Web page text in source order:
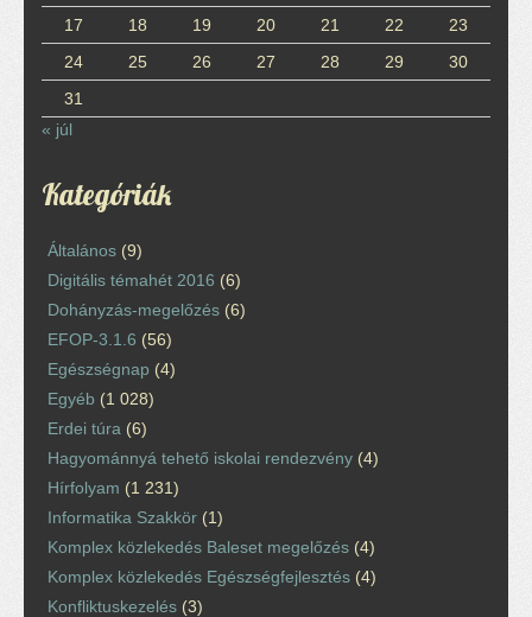
17
18 19 20 21 22
23
24
25 26 27 28 29
30
31
« júl
Kategóriák
Általános (9)
Digitális témahét 2016 (6)
Dohányzás-megelőzés (6)
EFOP-3.1.6 (56)
Egészségnap (4)
Egyéb (1 028)
Erdei túra (6)
Hagyománnyá tehető iskolai rendezvény (4)
Hírfolyam (1 231)
Informatika Szakkör (1)
Komplex közlekedés Baleset megelőzés (4)
Komplex közlekedés Egészségfejlesztés (4)
Konfliktuskezelés (3)